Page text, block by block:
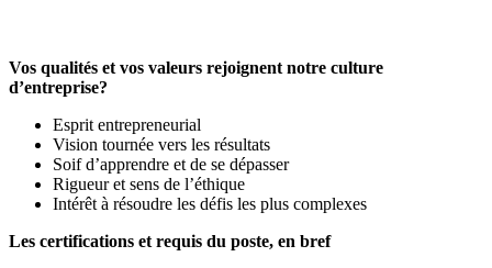
Vos qualités et vos valeurs rejoignent notre culture
d’entreprise?
Esprit entrepreneurial
Vision tournée vers les résultats
Soif d’apprendre et de se dépasser
Rigueur et sens de l’éthique
Intérêt à résoudre les défis les plus complexes
Les certifications et requis du poste, en bref